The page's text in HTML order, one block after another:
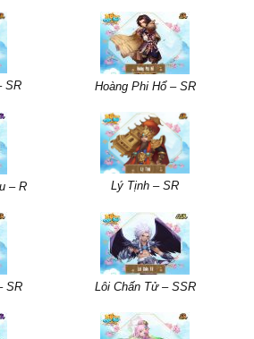
SR Hoàng Phi Hổ – SR
– R Lý Tịnh – SR
SR Lôi Chấn Tử – SSR